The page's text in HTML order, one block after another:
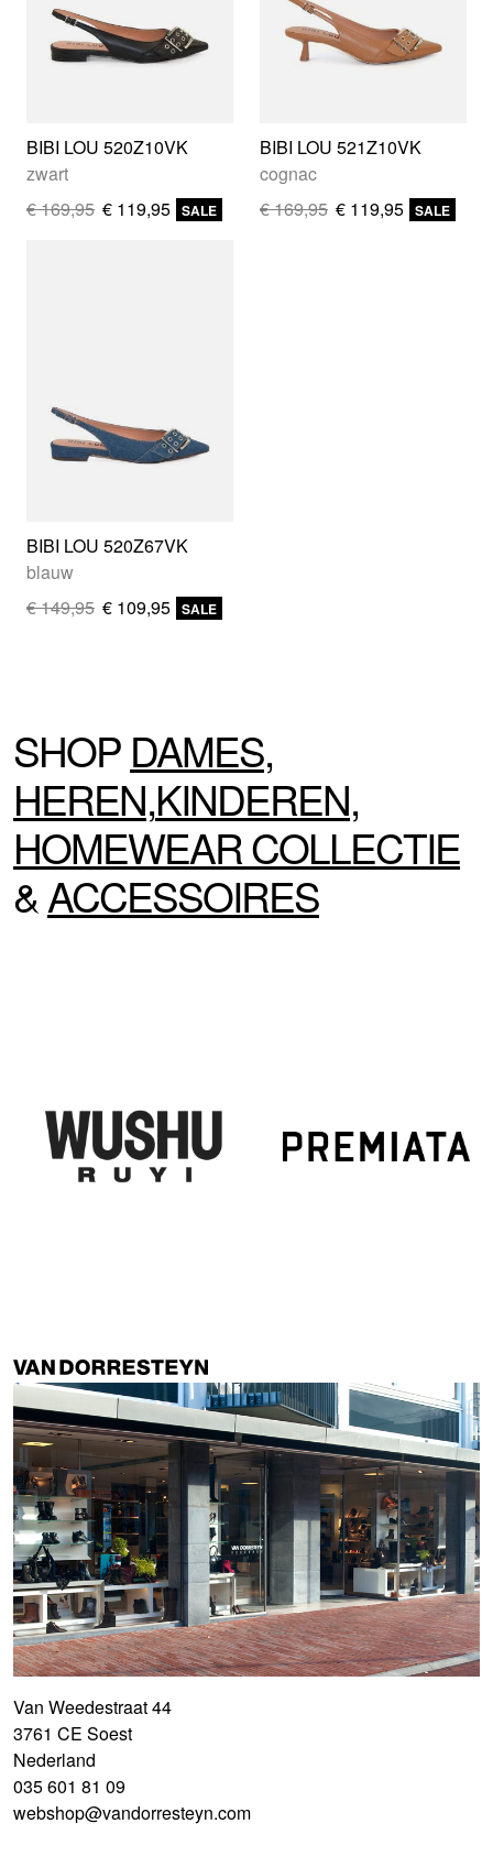
BIBI LOU 520Z10VK
zwart
€ 169,95 € 119,95 SALE
BIBI LOU 521Z10VK
cognac
€ 169,95 € 119,95 SALE
BIBI LOU 520Z67VK
blauw
€ 149,95 € 109,95 SALE
SHOP DAMES,
HEREN,KINDEREN,
HOMEWEARCOLLECTIE
&ACCESSOIRES
Van Weedestraat 44
3761 CE Soest
Nederland
035 601 81 09
webshop@vandorresteyn.com